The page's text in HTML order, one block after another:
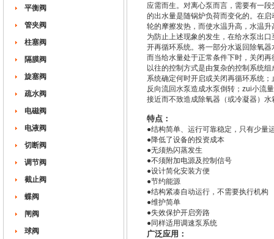
平衡阀
管夹阀
柱塞阀
隔膜阀
旋塞阀
疏水阀
电磁阀
电液阀
切断阀
调节阀
截止阀
蝶阀
闸阀
球阀
应需而生。对离心泵而言，需要有一
的出水量是随锅炉负荷而变化的。在
轮的摩擦发热，而使水温升高，水
为防止上述现象的发生，在给水泵出
开再循环系统。将一部分水返回除氧
而当给水量处于正常条件下时，关
以往的控制方式是由复杂的控制系统
系统确定何时开启或关闭再循环系统
反向流回水泵造成水泵倒转；zui小流
接近而不致造成除氧器（或冷凝器）
特点：
●结构简单、运行可靠稳定，只有
●降低了设备的投资成本
●无须热闪蒸发生
●不须附加电源及控制信号
●设计简化安装方便
●节约能源
●结构紧凑自动运行，不需要执行
●维护简单
●失效保护开启旁路
●同样适用调速泵系统
广泛应用：